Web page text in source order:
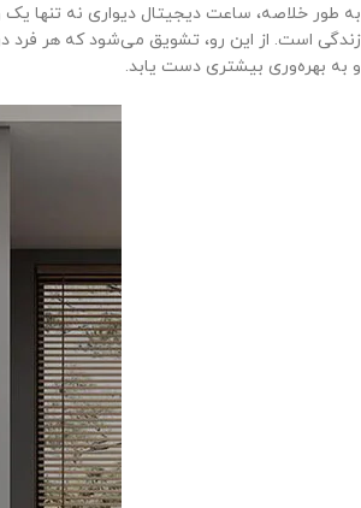
به طور خلاصه، ساعت دیجیتال دیواری نه تنها یک
زندگی است. از این رو، تشویق می‌شود که هر فرد
و به بهره‌وری بیشتری دست یابد.